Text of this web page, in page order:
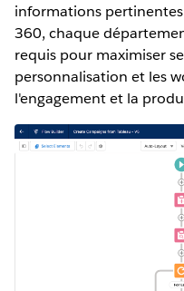
informations
360, chaque
requis pour maximiser
personnalisation et les
l'engagement et la